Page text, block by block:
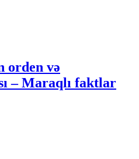
orden və
– Maraqlı faktlar